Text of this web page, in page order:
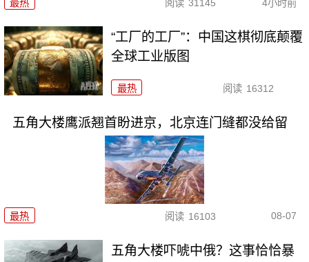
最热 阅读 31145 4小时前
“工厂的工厂”：中国这棋彻底颠覆
全球工业版图
最热 阅读 16312
五角大楼鹰派翘首盼进京，北京连门缝都没给留
最热 阅读 16103 08-07
五角大楼吓唬中俄？这事恰恰暴